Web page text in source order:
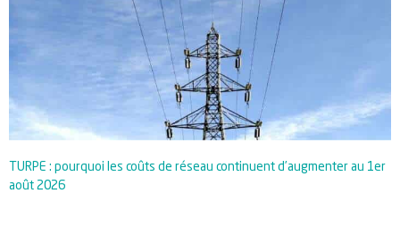
TURPE : pourquoi les coûts de réseau continuent d’augmenter au 1er
août 2026